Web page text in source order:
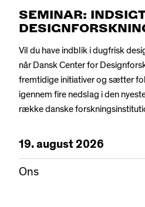
SEMINAR:
Vil du have indblik i dugfrisk
når Dansk Center for
fremtidige initiativer og sætter
igennem fire nedslag i den
række danske
19.august2026
Ons